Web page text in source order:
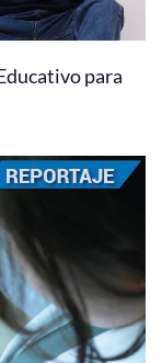
para